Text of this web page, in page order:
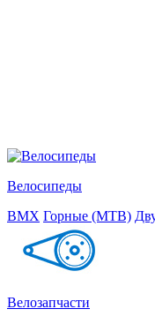
Велосипеды
BMX Горные (MTB)
Велозапчасти